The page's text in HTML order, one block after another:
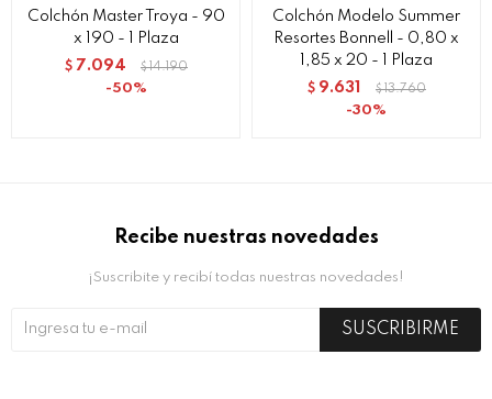
Colchón Master Troya - 90
x 190 - 1 Plaza
$ 7.094 $ 14.190
50
Colchón Modelo Summer
Resortes Bonnell - 0,80 x
1,85 x 20 - 1 Plaza
$ 9.631 $ 13.760
30
Recibe nuestras novedades
¡Suscribite y recibí todas nuestras novedades!
SUSCRIBIRME